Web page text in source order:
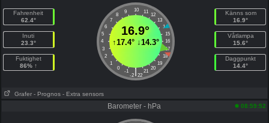
Fahrenheit
62.4°
Inuti
23.3°
Fuktighet
86% ↑
10
9 11
8
12
7
13
6
14
5
15
4
16
3
17
2
18
1
19
0
20
-1 21
|
-2 22
16.9°
↑17.4°↓14.3°
Känns som
16.9°
Våtlampa
15.6°
Daggpunkt
14.4°
Grafer - Prognos - Extra sensors
Barometer - hPa 08:59:52